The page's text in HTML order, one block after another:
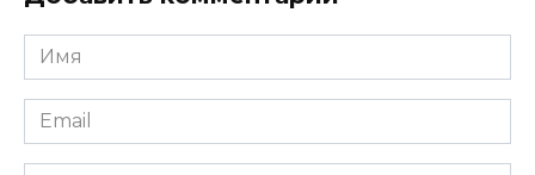
Имя
*
Email
*